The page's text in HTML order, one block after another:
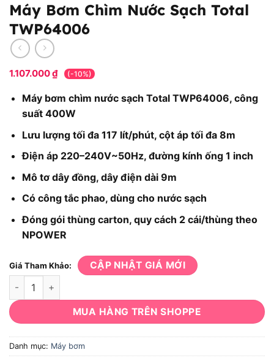
Máy Bơm Chìm Nước Sạch Total
TWP64006
1.107.000₫ (-10%)
Máy bơm chìm nước sạch Total TWP64006, công
suất 400W
Lưu lượng tối đa 117 lít/phút, cột áp tối đa 8m
Điện áp 220–240V~50Hz, đường kính ống 1 inch
Mô tơ dây đồng, dây điện dài 9m
Có công tắc phao, dùng cho nước sạch
Đóng gói thùng carton, quy cách 2 cái/thùng theo
NPOWER
Giá Tham Khảo: CẬP NHẬT GIÁ MỚI
Máy Bơm Chìm Nước Sạch Total TWP64006 số lượng
MUA HÀNG TRÊN SHOPPE
Danh mục: Máy bơm